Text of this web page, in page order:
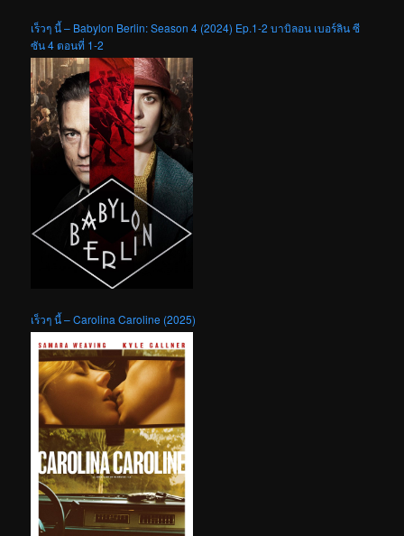
เร็วๆ นี้ – Babylon Berlin: Season 4 (2024) Ep.1-2 บาบิลอน เบอร์ลิน ซี
ซัน 4 ตอนที่ 1-2
เร็วๆ นี้ – Carolina Caroline (2025)